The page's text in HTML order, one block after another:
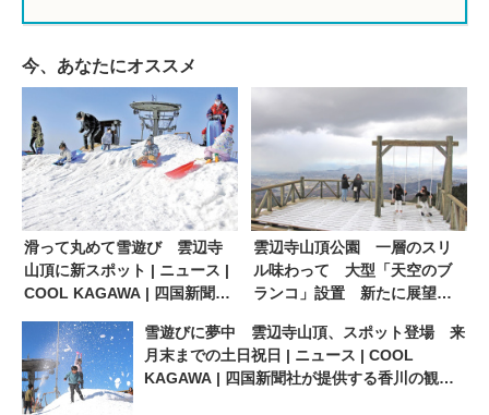
今、あなたにオススメ
滑って丸めて雪遊び 雲辺寺
山頂に新スポット | ニュース |
COOL KAGAWA | 四国新聞社
イト
雲辺寺山頂公園 一層のスリ
ル味わって 大型「天空のブ
ランコ」設置 新たに展望デ
KAGAWA | 四国新聞社が提供
する香川の観光情報サイト
雪遊びに夢中 雲辺寺山頂、スポット登場 来
月末までの土日祝日 | ニュース | COOL
KAGAWA | 四国新聞社が提供する香川の観光